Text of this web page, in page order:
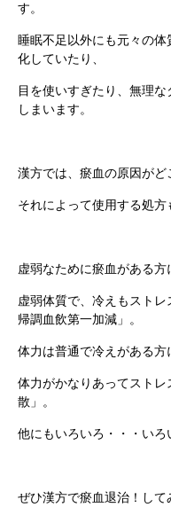
す。
睡眠不足以外にも元々の
化していたり、
目を使いすぎたり、無理
しまいます。
漢方では、瘀血の原因がど
それによって使用する処方
虚弱なために瘀血がある方
虚弱体質で、冷えもスト
帰調血飲第一加減」。
体力は普通で冷えがある方
体力がかなりあってスト
散」。
他にもいろいろ・・・いろ
ぜひ漢方で瘀血退治！して